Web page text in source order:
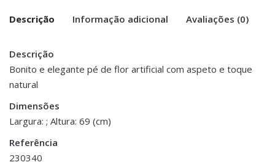
Descrição Informação adicional Avaliações (0)
Descrição
Bonito e elegante pé de flor artificial com aspeto e toque
natural
Dimensões
Largura: ; Altura: 69 (cm)
Referência
230340
Peso 0.200 kg
Dimensões
There are no reviews yet.
Be the first to review “Pé de Flor –
Crisântemo Azul”
You must be <a href="https://www.homeart.pt/minha-
conta/">logged in</a> to post a review.